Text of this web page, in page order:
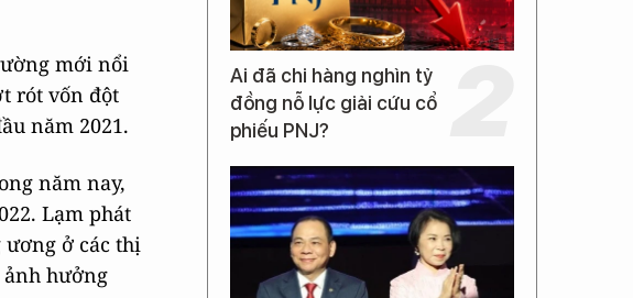
mới nổi
rót vốn đột
năm 2021.
năm nay,
Lạm phát
ương ở các thị
ảnh hưởng
Ai đã chi hàng nghìn tỷ
đồng nỗ lực giải cứu cổ
phiếu PNJ?